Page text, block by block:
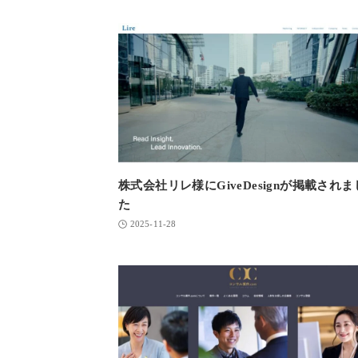
株式会社リレ様にGiveDesignが掲載されま
た
2025-11-28